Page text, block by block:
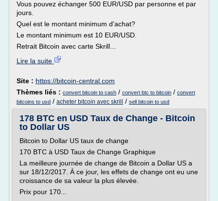
Vous pouvez échanger 500 EUR/USD par personne et par
jours.
Quel est le montant minimum d'achat?
Le montant minimum est 10 EUR/USD.
Retrait Bitcoin avec carte Skrill...
Lire la suite
Site : https://bitcoin-central.com
Thèmes liés : convert bitcoin to cash / convert btc to bitcoin / convert
bitcoins to usd / acheter bitcoin avec skrill / sell bitcoin to usd
178 BTC en USD Taux de Change - Bitcoin
to Dollar US
Bitcoin to Dollar US taux de change
170 BTC à USD Taux de Change Graphique
La meilleure journée de change de Bitcoin a Dollar US a
sur 18/12/2017. À ce jour, les effets de change ont eu une
croissance de sa valeur la plus élevée.
Prix pour 170...